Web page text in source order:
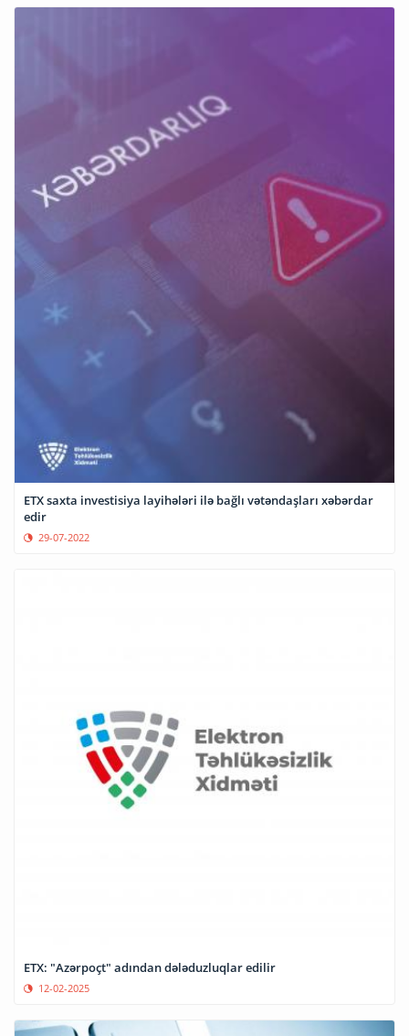
ETX saxta investisiya layihələri ilə bağlı vətəndaşları xəbərdar
edir
29-07-2022
ETX: "Azərpoçt" adından dələduzluqlar edilir
12-02-2025